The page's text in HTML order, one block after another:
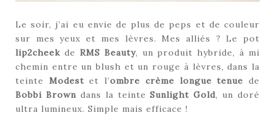
Le soir, j’ai eu envie de plus de peps et de couleur
sur mes yeux et mes lèvres. Mes alliés ? Le pot
lip2cheek de RMS Beauty, un produit hybride, à mi
chemin entre un blush et un rouge à lèvres, dans la
teinte Modestet l’ombre crème longue tenue de
Bobbi Browndans la teinteSunlight Gold, un doré
ultra lumineux. Simple mais efficace !